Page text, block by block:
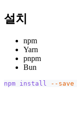
설치
npm
Yarn
pnpm
Bun
npm install --save